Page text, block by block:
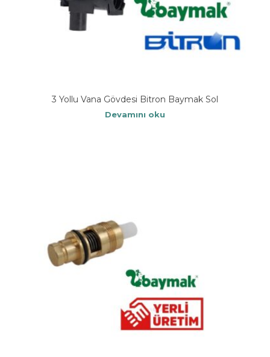
3 Yollu Vana Gövdesi Bitron Baymak Sol
Devamını oku